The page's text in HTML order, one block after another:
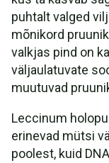
puhtalt valged
mõnikord
valkjas pind on
väljaulatuvate
muutuvad
Leccinum
erinevad mütsi
poolest, kuid